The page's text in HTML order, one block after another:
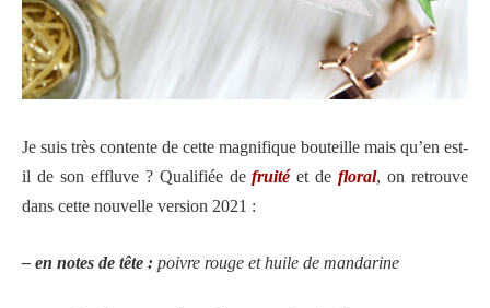
Je suis très contente de cette magnifique bouteille mais qu’en est-
il de son effluve ? Qualifiée defruitéet defloral, on retrouve
dans cette nouvelle version 2021 :
– en notes de tête : poivre rouge et huile de mandarine